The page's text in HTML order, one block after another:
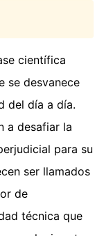
científica
se desvanece
del día a día.
a desafiar la
para su
ser llamados
de
técnica que